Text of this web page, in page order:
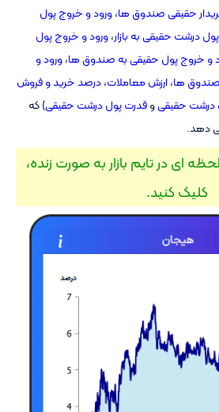
حقیقی صندوق ها،ورود و خروج پول
درشت حقیقی به بازار،ورود و خروج پول
و خروج پول حقیقی به صندوق ها،ورود و
ها،ارزش معاملات،درصد خرید و فروش
درشت حقیقیوقدرت پول درشت حقیقی) که
دهد.
ای در تایم بازار به صورت زنده،
کلیک کنید.